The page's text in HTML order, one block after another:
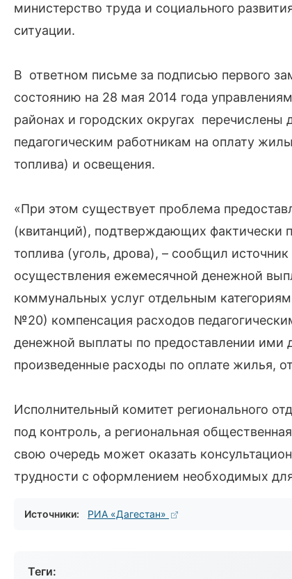
министерство труда и социального
ситуации.
В ответном письме за подписью первого
состоянию на 28 мая 2014 года
районах и городских округах
педагогическим работникам на оплату
топлива) и освещения.
«При этом существует проблема
(квитанций), подтверждающих фактически
топлива (уголь, дрова), – сообщил источник
осуществления ежемесячной денежной
коммунальных услуг отдельным
№20) компенсация расходов
денежной выплаты по предоставлении
произведенные расходы по оплате жилья,
Исполнительный комитет регионального
под контроль, а региональная
свою очередь может оказать
трудности с оформлением необходимых
Источники: РИА «Дагестан»
Теги: